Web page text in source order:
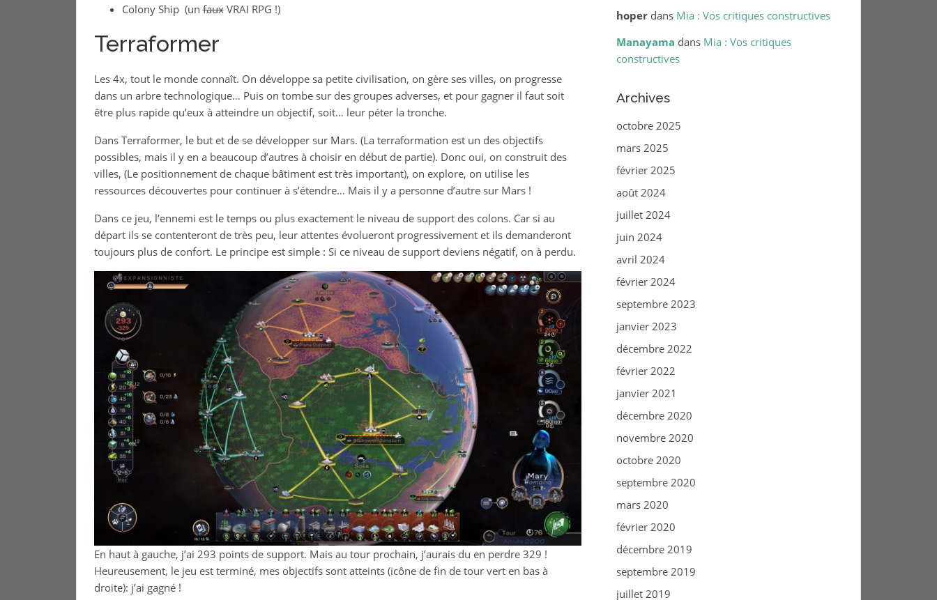
Colony Ship (unfauxVRAI RPG !)
Terraformer
Les 4x, tout le monde connaît. On développe sa petite civilisation, on gère ses villes, on progresse
dans un arbre technologique… Puis on tombe sur des groupes adverses, et pour gagner il faut soit
être plus rapide qu’eux à atteindre un objectif, soit… leur péter la tronche.
Dans Terraformer, le but et de se développer sur Mars. (La terraformation est un des objectifs
possibles, mais il y en a beaucoup d’autres à choisir en début de partie). Donc oui, on construit des
villes, (Le positionnement de chaque bâtiment est très important), on explore, on utilise les
ressources découvertes pour continuer à s’étendre… Mais il y a personne d’autre sur Mars !
Dans ce jeu, l’ennemi est le temps ou plus exactement le niveau de support des colons. Car si au
départ ils se contenteront de très peu, leur attentes évolueront progressivement et ils demanderont
toujours plus de confort. Le principe est simple : Si ce niveau de support deviens négatif, on à perdu.
En haut à gauche, j’ai 293 points de support. Mais au tour prochain, j’aurais du en perdre 329 !
Heureusement, le jeu est terminé, mes objectifs sont atteints (icône de fin de tour vert en bas à
droite): j’ai gagné !
hoperdans Mia : Vos critiques constructives
Manayama dans Mia : Vos critiques
constructives
Archives
octobre 2025
mars 2025
février 2025
août 2024
juillet 2024
juin 2024
avril 2024
février 2024
septembre 2023
janvier 2023
décembre 2022
février 2022
janvier 2021
décembre 2020
novembre 2020
octobre 2020
septembre 2020
mars 2020
février 2020
décembre 2019
septembre 2019
juillet 2019